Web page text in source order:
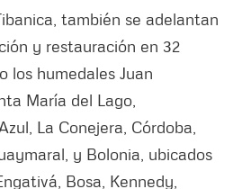
también se adelantan
y restauración en 32
los humedales Juan
María del Lago,
La Conejera, Córdoba,
y Bolonia, ubicados
Bosa, Kennedy,